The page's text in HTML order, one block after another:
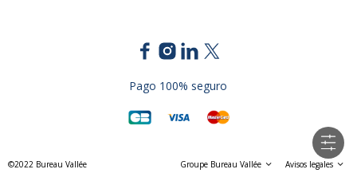
Pago 100% seguro
©2022 Bureau Vallée Groupe Bureau Vallée Avisos legales